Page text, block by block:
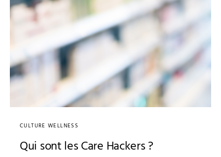
CULTURE WELLNESS
Qui sont les Care Hackers ?